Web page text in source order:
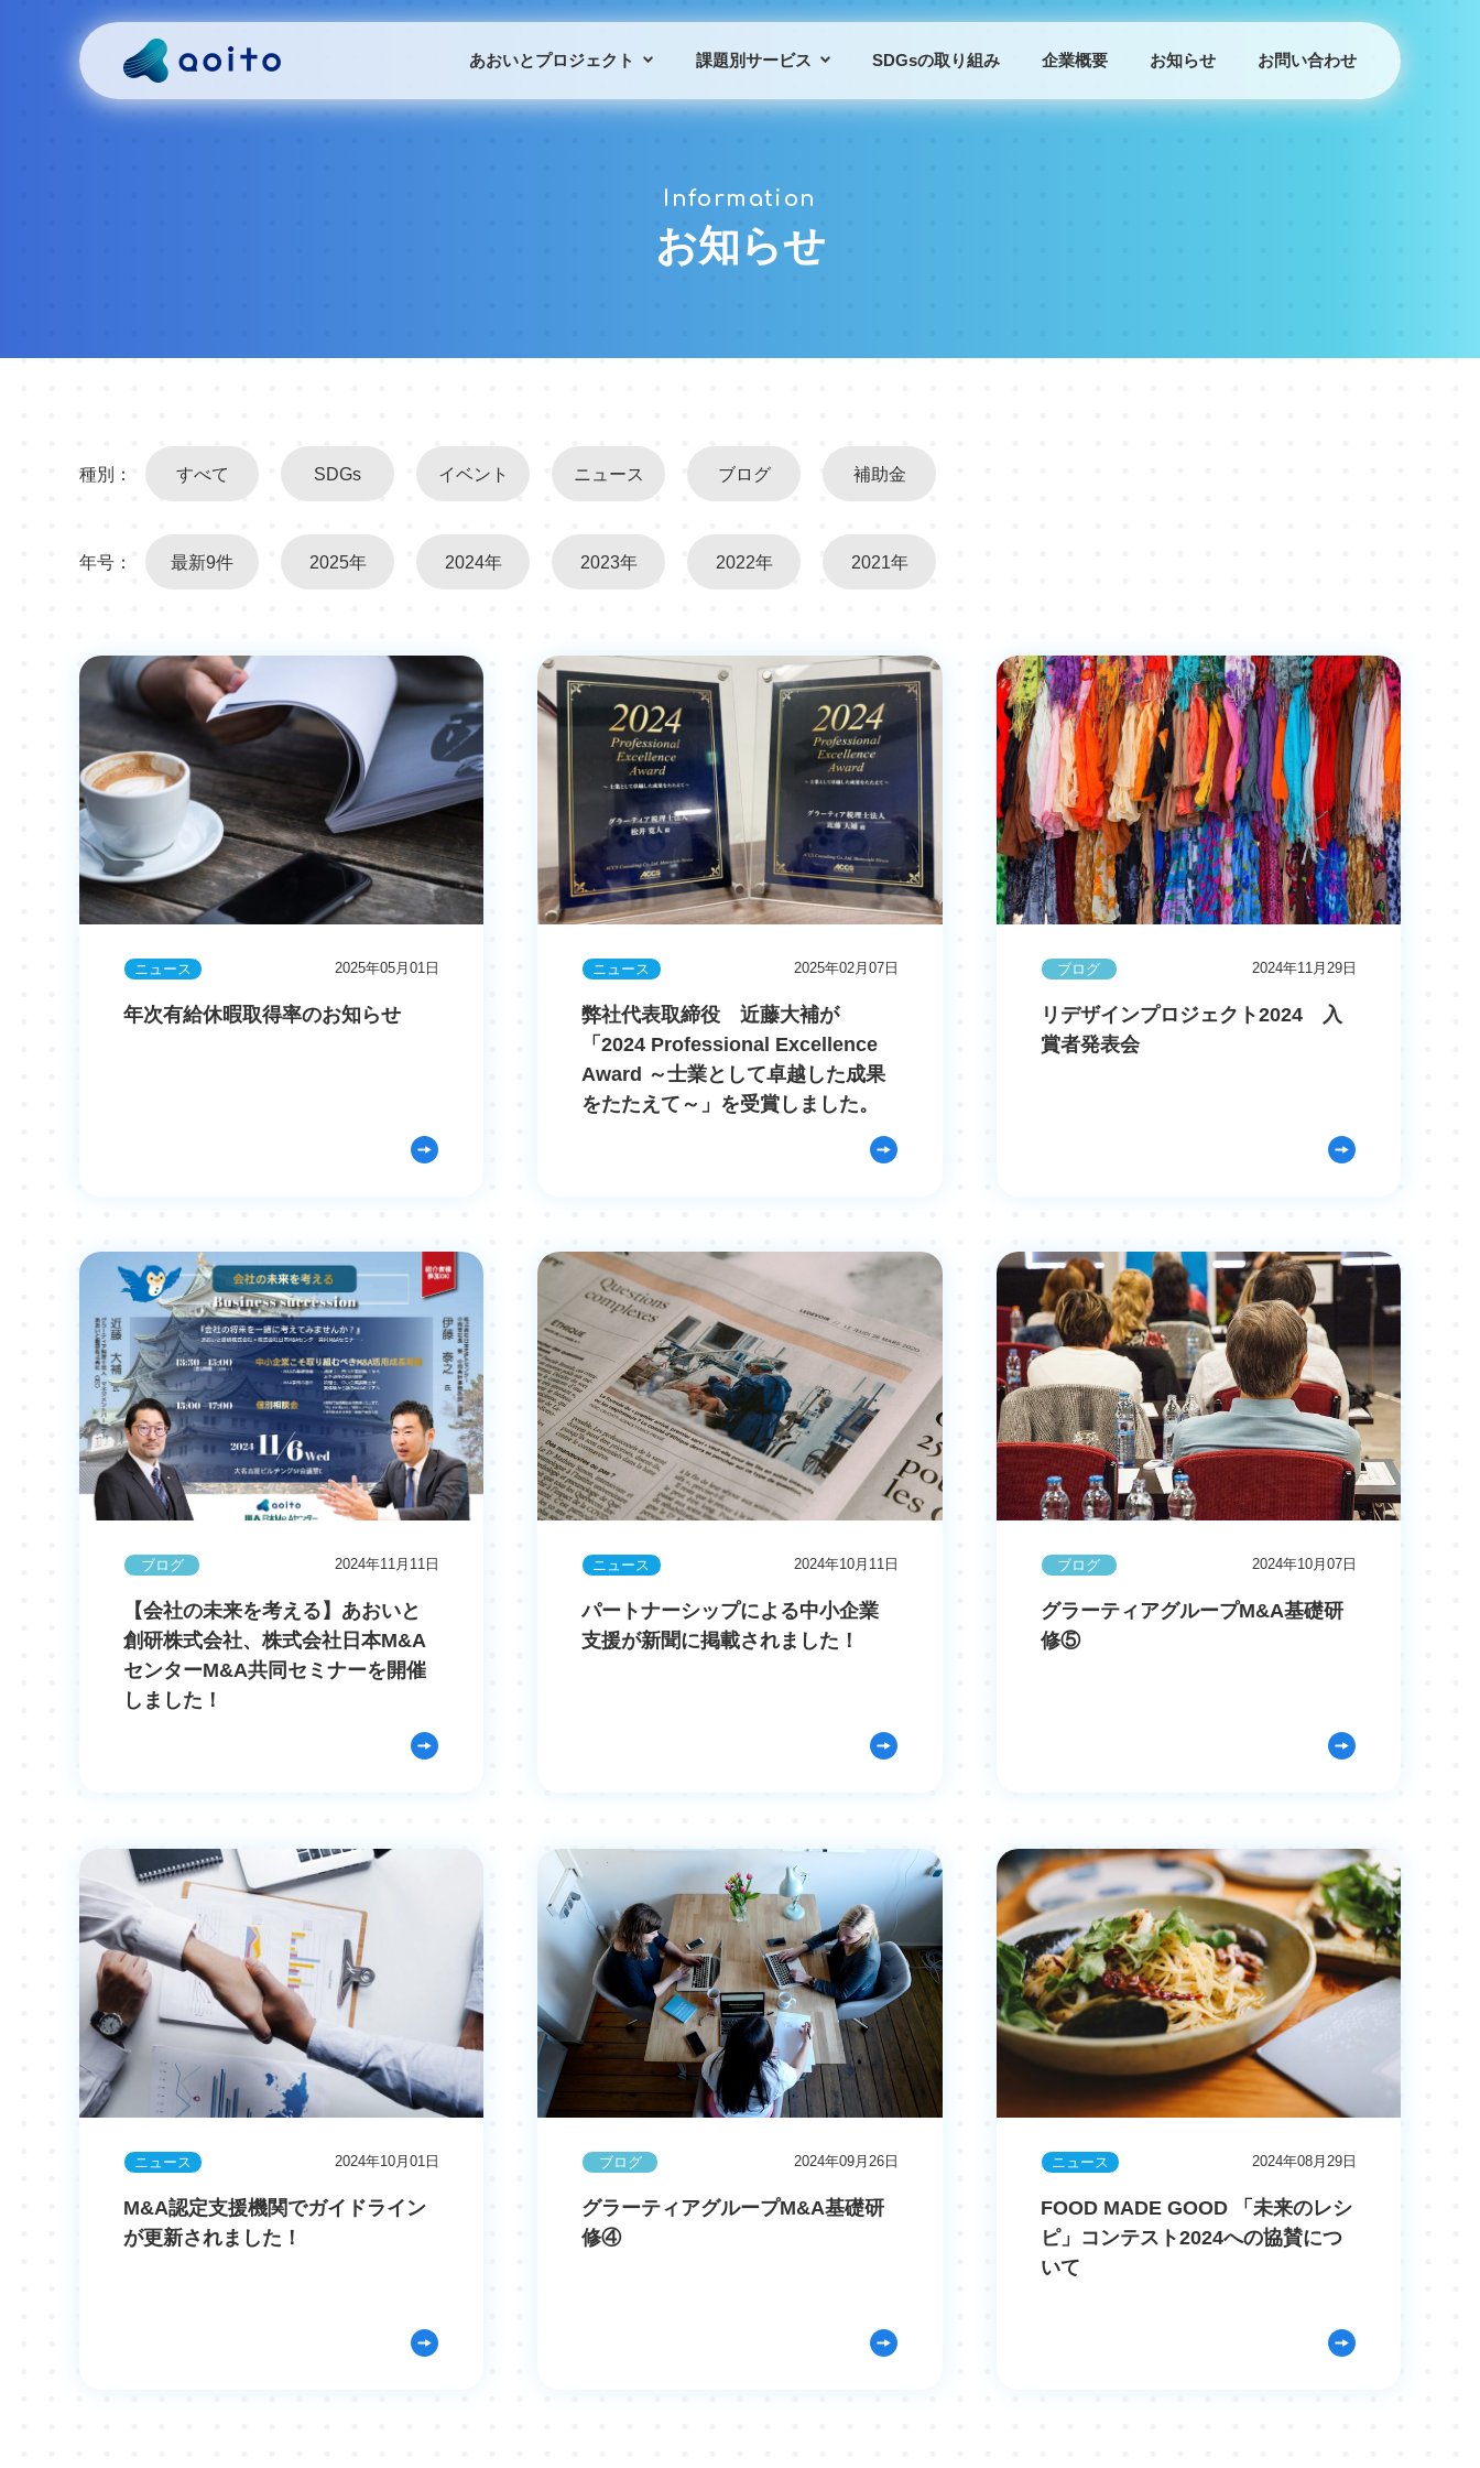
あおいとプロジェクト 課題別サービス
導入事例
SDGsの取り組み 企業概要 お知らせ お問い合わせ
Information
お知らせ
種別： すべて SDGs イベント ニュース ブログ 補助金
年号： 最新9件 2025年 2024年 2023年 2022年 2021年
ニュース 2025年05月01日
年次有給休暇取得率のお知らせ
ニュース 2025年02月07日
弊社代表取締役 近藤大補が
「2024 Professional Excellence
Award ～士業として卓越した成果
をたたえて～」を受賞しました。
ブログ 2024年11月29日
リデザインプロジェクト2024 入
賞者発表会
ブログ 2024年11月11日
【会社の未来を考える】あおいと
創研株式会社、株式会社日本M&A
センターM&A共同セミナーを開催
しました！
ニュース 2024年10月11日
パートナーシップによる中小企業
支援が新聞に掲載されました！
ブログ 2024年10月07日
グラーティアグループM&A基礎研
修⑤
ニュース 2024年10月01日
M&A認定支援機関でガイドライン
が更新されました！
ブログ 2024年09月26日
グラーティアグループM&A基礎研
修④
ニュース 2024年08月29日
FOOD MADE GOOD 「未来のレシ
ピ」コンテスト2024への協賛につ
いて